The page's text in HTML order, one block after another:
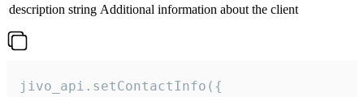
description string Additional information about the client
jivo_api.setContactInfo({